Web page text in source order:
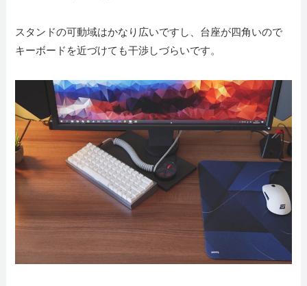
スタンドの可動域はかなり広いですし、台座が四角いので
キーボードを近づけても干渉しづらいです。